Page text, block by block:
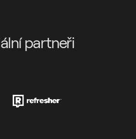
partneři